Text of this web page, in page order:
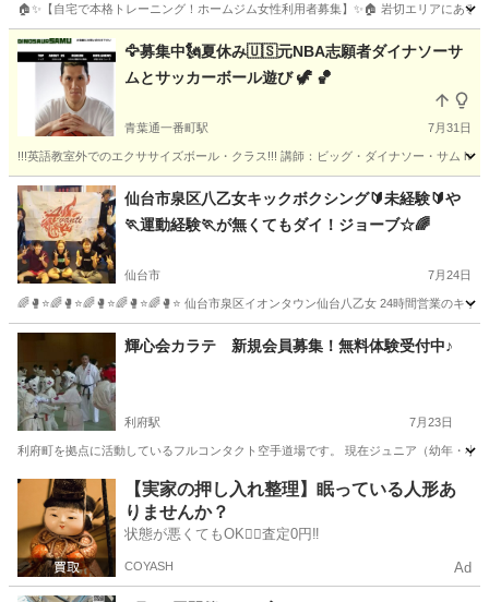
🏠✨【自宅で本格トレーニング！ホームジム女性利用者募集】✨🏠 岩切エリアにあ
宮城 塩竈市 本塩釜駅 その他 パーソナルトレーニング
🦅募集中🗽夏休み🇺🇸元NBA志願者ダイナソーサ
ムとサッカーボール遊び 🦖 🏀
青葉通一番町駅 7月31日
!!!英語教室外でのエクササイズボール・クラス!!! 講師：ビッグ・ダイナソー・サム
宮城 仙台市 青葉通一番町駅 サッカー
仙台市泉区八乙女キックボクシング🔰未経験🔰や
🏃運動経験🏃が無くてもダイ！ジョーブ☆🌈
仙台市 7月24日
🌈🥊⭐🌈🥊⭐🌈🥊⭐🌈🥊⭐🌈🥊⭐ 仙台市泉区イオンタウン仙台八乙女 24時間営業の
宮城 仙台市 空手/他格闘技 キックボクシング
輝心会カラテ 新規会員募集！無料体験受付中♪
利府駅 7月23日
利府町を拠点に活動しているフルコンタクト空手道場です。 現在ジュニア（幼年・
宮城 宮城郡 利府駅 空手/他格闘技 クラス
【実家の押し入れ整理】眠っている人形あ
りませんか？
状態が悪くてもOK🙆‍♀️査定0円‼️
COYASH Ad